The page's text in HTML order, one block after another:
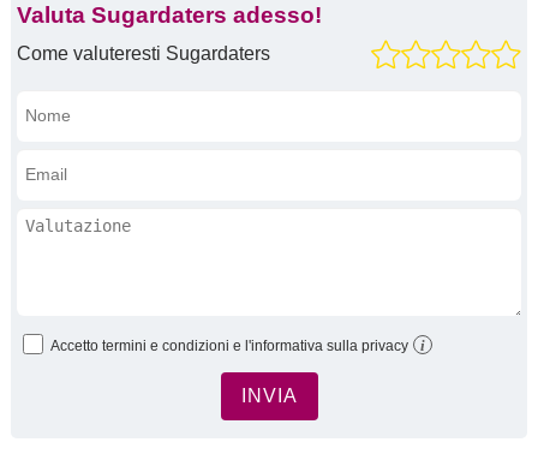
Valuta Sugardaters adesso!
Come valuteresti Sugardaters
Accetto termini e condizioni e l'informativa sulla privacy i